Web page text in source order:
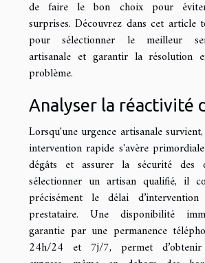
de faire le bon choix pour éviter
surprises. Découvrez dans cet article
pour sélectionner le meilleur
artisanale et garantir la résolution
problème.
Analyser la réactivité
Lorsqu'une urgence artisanale
intervention rapide s'avère
dégâts et assurer la sécurité des
sélectionner un artisan qualifié, il
précisément le délai
prestataire. Une disponibilité
garantie par une permanence
24h/24 et 7j/7, permet d’obtenir